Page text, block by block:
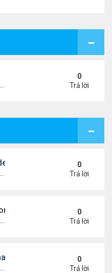
0
Trả lời
vào diễn đàn
0
Trả lời
video vào diễn đàn
0
Trả lời
vào diễn đàn
0
Trả lời